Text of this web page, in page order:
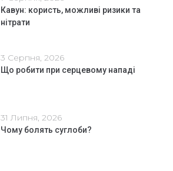
Кавун: користь, можливі ризики та
нітрати
3 Серпня, 2026
Що робити при серцевому нападі
31 Липня, 2026
Чому болять суглоби?